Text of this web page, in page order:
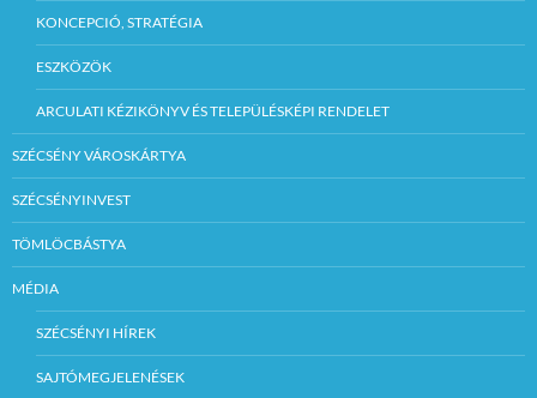
KONCEPCIÓ, STRATÉGIA
ESZKÖZÖK
ARCULATI KÉZIKÖNYV ÉS TELEPÜLÉSKÉPI RENDELET
SZÉCSÉNY VÁROSKÁRTYA
SZÉCSÉNYINVEST
TÖMLÖCBÁSTYA
MÉDIA
SZÉCSÉNYI HÍREK
SAJTÓMEGJELENÉSEK